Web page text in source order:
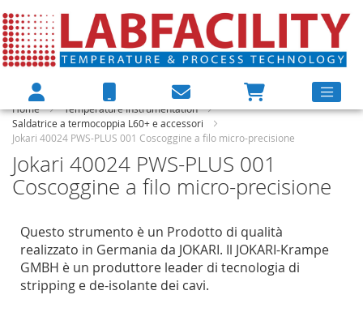
Home
Temperature Instrumentation
Saldatrice a termocoppia L60+ e accessori
Jokari 40024 PWS-PLUS 001 Coscoggine a filo micro-precisione
Jokari 40024 PWS-PLUS 001
Coscoggine a filo micro-precisione
Questo strumento è un Prodotto di qualità
realizzato in Germania da JOKARI. Il JOKARI-Krampe
GMBH è un produttore leader di tecnologia di
stripping e de-isolante dei cavi.